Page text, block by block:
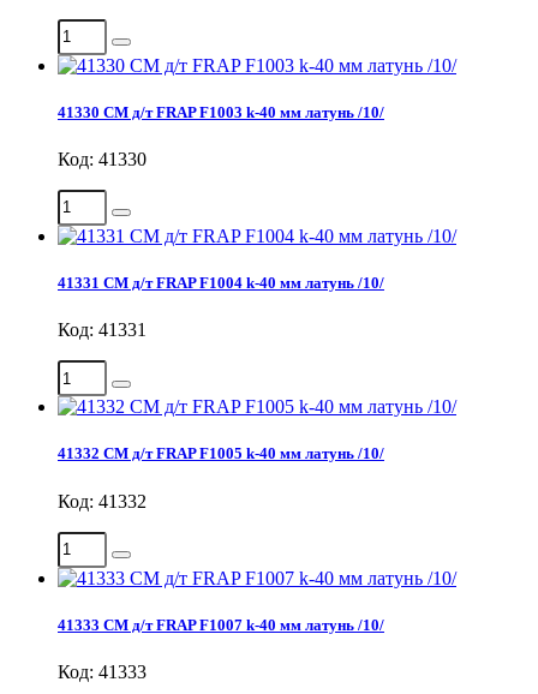
41330 СМ д/т FRAP F1003 k-40 мм латунь /10/
Код: 41330
41331 СМ д/т FRAP F1004 k-40 мм латунь /10/
Код: 41331
41332 СМ д/т FRAP F1005 k-40 мм латунь /10/
Код: 41332
41333 СМ д/т FRAP F1007 k-40 мм латунь /10/
Код: 41333